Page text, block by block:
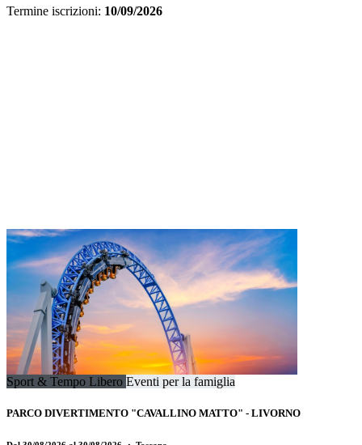
Termine iscrizioni: 10/09/2026
Sport & Tempo Libero Eventi per la famiglia
PARCO DIVERTIMENTO "CAVALLINO MATTO" - LIVORNO